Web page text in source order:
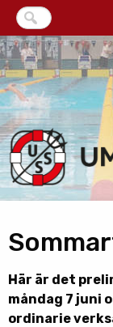
Här är det
måndag 7 juni
ordinarie